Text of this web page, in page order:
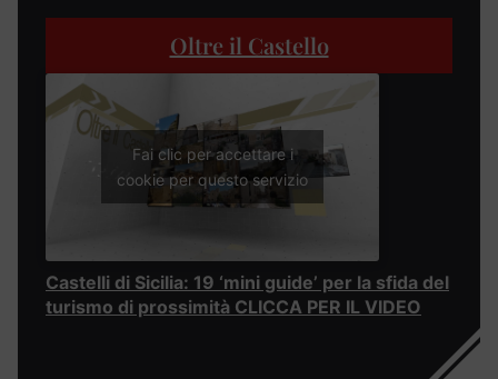
Oltre il Castello
Fai clic per accettare i
cookie per questo servizio
Castelli di Sicilia: 19 ‘mini guide’ per la sfida del
turismo di prossimità CLICCA PER IL VIDEO